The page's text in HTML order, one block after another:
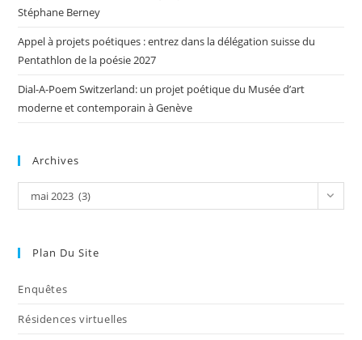
Stéphane Berney
Appel à projets poétiques : entrez dans la délégation suisse du
Pentathlon de la poésie 2027
Dial-A-Poem Switzerland: un projet poétique du Musée d’art
moderne et contemporain à Genève
Archives
mai 2023 (3)
Plan Du Site
Enquêtes
Résidences virtuelles